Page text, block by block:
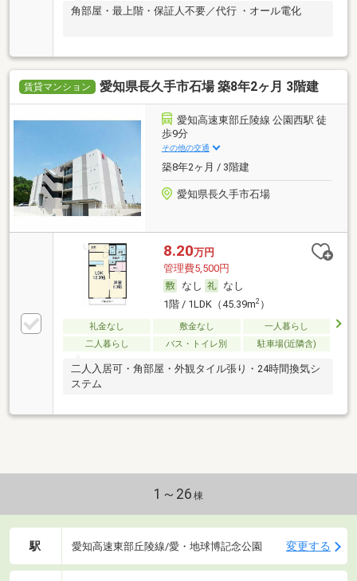
角部屋・最上階・保証人不要／代行 ・オール電化
賃貸マンション 愛知県長久手市石場 築8年2ヶ月 3階建
愛知高速東部丘陵線 公園西駅 徒
歩9分
その他の交通
築8年2ヶ月 / 3階建
愛知県長久手市石場
8.20万円
管理費5,500円
なし
なし
1階 / 1LDK（45.39m2）
礼金なし 敷金なし
一人暮らし
二人暮らし
バス・トイレ別 駐車場(近隣含)
二人入居可・角部屋・外観タイル張り・24時間換気シ
ステム
1～26 棟
駅 愛知高速東部丘陵線/愛・地球博記念公園 変更する